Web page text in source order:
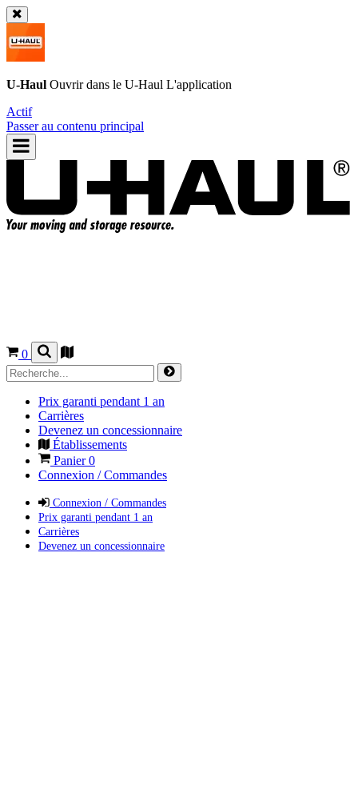
U-Haul Ouvrir dans le U-Haul L'application
Actif
Passer au contenu principal
0
Prix garanti pendant 1 an
Carrières
Devenez un concessionnaire
Établissements
Panier0
Connexion / Commandes
Connexion / Commandes
Prix garanti pendant 1 an
Carrières
Devenez un concessionnaire